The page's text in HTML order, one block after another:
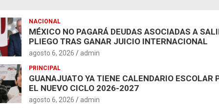
NACIONAL
MÉXICO NO PAGARÁ DEUDAS ASOCIADAS A
PLIEGO TRAS GANAR JUICIO INTERNACIONAL
agosto 6, 2026 admin
PRINCIPAL
GUANAJUATO YA TIENE CALENDARIO ESCOLAR
EL NUEVO CICLO 2026-2027
agosto 6, 2026 admin